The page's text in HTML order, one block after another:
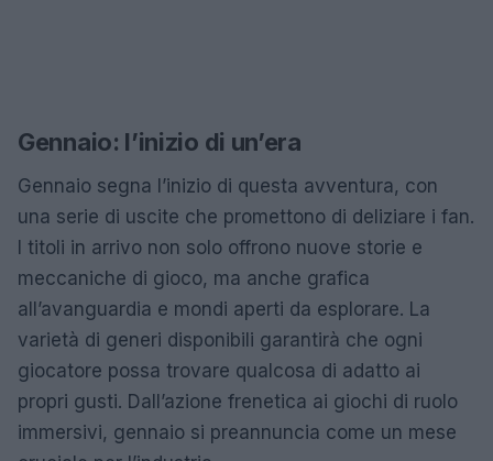
Gennaio: l’inizio di un’era
Gennaio segna l’inizio di questa avventura, con
una serie di uscite che promettono di deliziare i fan.
I titoli in arrivo non solo offrono nuove storie e
meccaniche di gioco, ma anche grafica
all’avanguardia e mondi aperti da esplorare. La
varietà di generi disponibili garantirà che ogni
giocatore possa trovare qualcosa di adatto ai
propri gusti. Dall’azione frenetica ai giochi di ruolo
immersivi, gennaio si preannuncia come un mese